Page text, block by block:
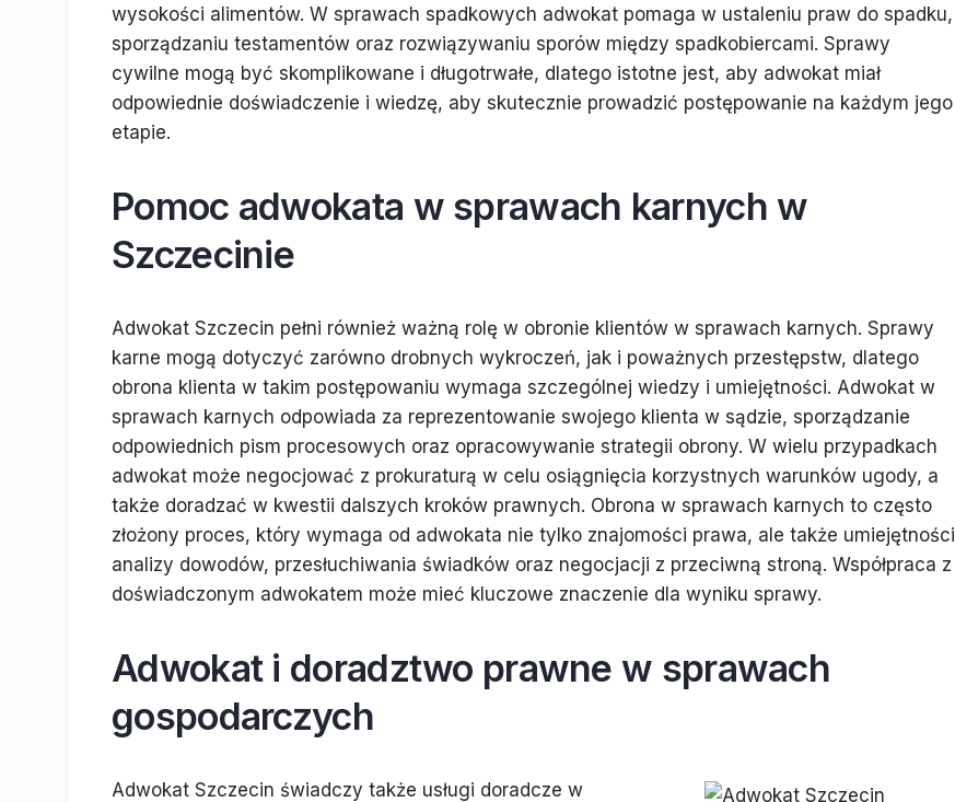
wysokości alimentów. W sprawach spadkowych adwokat pomaga w ustaleniu praw do spadku,
sporządzaniu testamentów oraz rozwiązywaniu sporów między spadkobiercami. Sprawy
cywilne mogą być skomplikowane i długotrwałe, dlatego istotne jest, aby adwokat miał
odpowiednie doświadczenie i wiedzę, aby skutecznie prowadzić postępowanie na każdym jego
etapie.
Pomoc adwokata w sprawach karnych w
Szczecinie
Adwokat Szczecin pełni również ważną rolę w obronie klientów w sprawach karnych. Sprawy
karne mogą dotyczyć zarówno drobnych wykroczeń, jak i poważnych przestępstw, dlatego
obrona klienta w takim postępowaniu wymaga szczególnej wiedzy i umiejętności. Adwokat w
sprawach karnych odpowiada za reprezentowanie swojego klienta w sądzie, sporządzanie
odpowiednich pism procesowych oraz opracowywanie strategii obrony. W wielu przypadkach
adwokat może negocjować z prokuraturą w celu osiągnięcia korzystnych warunków ugody, a
także doradzać w kwestii dalszych kroków prawnych. Obrona w sprawach karnych to często
złożony proces, który wymaga od adwokata nie tylko znajomości prawa, ale także umiejętności
analizy dowodów, przesłuchiwania świadków oraz negocjacji z przeciwną stroną. Współpraca z
doświadczonym adwokatem może mieć kluczowe znaczenie dla wyniku sprawy.
Adwokat i doradztwo prawne w sprawach
gospodarczych
Adwokat Szczecin świadczy także usługi doradcze w